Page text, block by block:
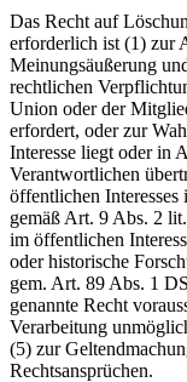
Das Recht auf
erforderlich ist (1) zur
Meinungsäußerung
rechtlichen
Union oder der
erfordert, oder zur
Interesse liegt oder in
Verantwortlichen
öffentlichen
gemäß Art. 9 Abs. 2
im öffentlichen
oder historische
gem. Art. 89 Abs. 1
genannte Recht
Verarbeitung
(5) zur
Rechtsansprüchen.